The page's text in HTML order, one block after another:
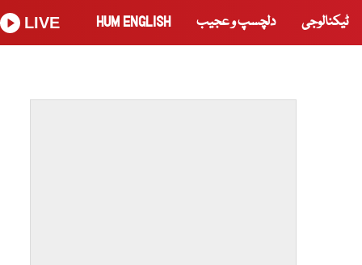
ٹیکنالوجی دلچسپ و عجیب HUM ENGLISH
LIVE